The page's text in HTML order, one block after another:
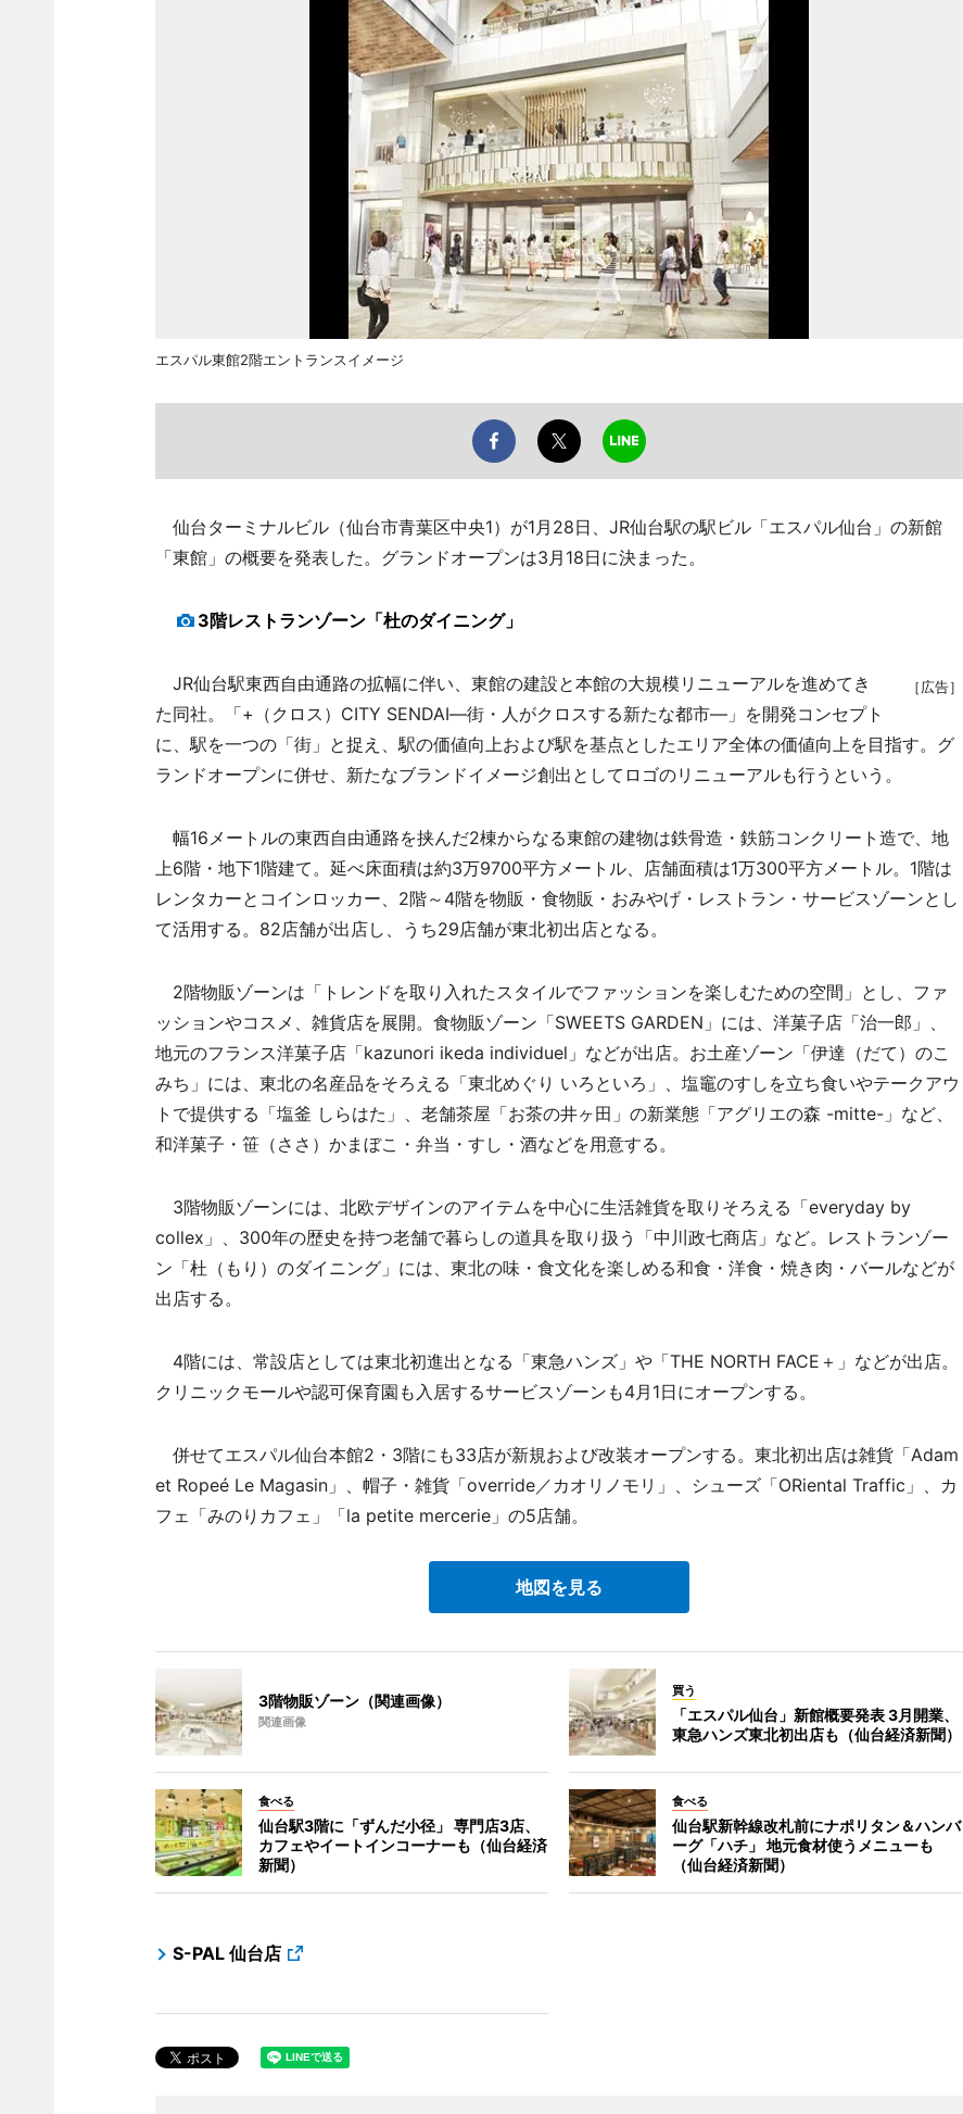
エスパル東館2階エントランスイメージ
仙台ターミナルビル（仙台市青葉区中央1）が1月28日、JR仙台駅の駅ビル「エスパル仙台」の新館
「東館」の概要を発表した。グランドオープンは3月18日に決まった。
3階レストランゾーン「杜のダイニング」
［広告］
JR仙台駅東西自由通路の拡幅に伴い、東館の建設と本館の大規模リニューアルを進めてき
た同社。「+（クロス）CITY SENDAI―街・人がクロスする新たな都市―」を開発コンセプト
に、駅を一つの「街」と捉え、駅の価値向上および駅を基点としたエリア全体の価値向上を目指す。グ
ランドオープンに併せ、新たなブランドイメージ創出としてロゴのリニューアルも行うという。
幅16メートルの東西自由通路を挟んだ2棟からなる東館の建物は鉄骨造・鉄筋コンクリート造で、地
上6階・地下1階建て。延べ床面積は約3万9700平方メートル、店舗面積は1万300平方メートル。1階は
レンタカーとコインロッカー、2階～4階を物販・食物販・おみやげ・レストラン・サービスゾーンとし
て活用する。82店舗が出店し、うち29店舗が東北初出店となる。
2階物販ゾーンは「トレンドを取り入れたスタイルでファッションを楽しむための空間」とし、ファ
ッションやコスメ、雑貨店を展開。食物販ゾーン「SWEETS GARDEN」には、洋菓子店「治一郎」、
地元のフランス洋菓子店「kazunori ikeda individuel」などが出店。お土産ゾーン「伊達（だて）のこ
みち」には、東北の名産品をそろえる「東北めぐり いろといろ」、塩竈のすしを立ち食いやテークアウ
トで提供する「塩釜 しらはた」、老舗茶屋「お茶の井ヶ田」の新業態「アグリエの森 -mitte-」など、
和洋菓子・笹（ささ）かまぼこ・弁当・すし・酒などを用意する。
3階物販ゾーンには、北欧デザインのアイテムを中心に生活雑貨を取りそろえる「everyday by
collex」、300年の歴史を持つ老舗で暮らしの道具を取り扱う「中川政七商店」など。レストランゾー
ン「杜（もり）のダイニング」には、東北の味・食文化を楽しめる和食・洋食・焼き肉・バールなどが
出店する。
4階には、常設店としては東北初進出となる「東急ハンズ」や「THE NORTH FACE＋」などが出店。
クリニックモールや認可保育園も入居するサービスゾーンも4月1日にオープンする。
併せてエスパル仙台本館2・3階にも33店が新規および改装オープンする。東北初出店は雑貨「Adam
et Ropeé Le Magasin」、帽子・雑貨「override／カオリノモリ」、シューズ「ORiental Traffic」、カ
フェ「みのりカフェ」「la petite mercerie」の5店舗。
地図を見る
3階物販ゾーン（関連画像）
関連画像
買う
「エスパル仙台」新館概要発表 3月開業、
東急ハンズ東北初出店も（仙台経済新聞）
食べる
仙台駅3階に「ずんだ小径」 専門店3店、
カフェやイートインコーナーも（仙台経済
新聞）
食べる
仙台駅新幹線改札前にナポリタン＆ハンバ
ーグ「ハチ」 地元食材使うメニューも
（仙台経済新聞）
S-PAL 仙台店